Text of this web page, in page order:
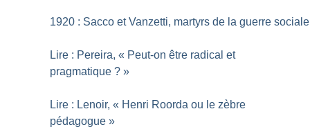
1920 : Sacco et Vanzetti, martyrs de la guerre sociale
Lire : Pereira, « Peut-on être radical et
pragmatique ? »
Lire : Lenoir, « Henri Roorda ou le zèbre
pédagogue »